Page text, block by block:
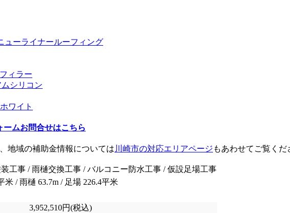
ューライナールーフィング
ィラー
シリコン
ワイト
ムお問合せはこちら
地域の補助金情報については 川崎市の対応エリアページ もあわせてご覧くだ
工事 / 雨樋交換工事 / バルコニー防水工事 / 仮設足場工事
米 / 雨樋 63.7m / 足場 226.4平米
3,952,510円(税込)